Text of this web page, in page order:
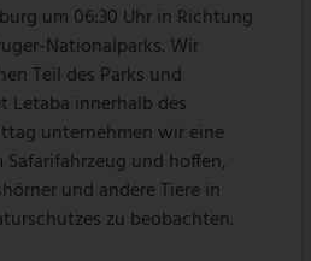
um 06:30 Uhr in Richtung
Nationalparks. Wir
Teil des Parks und
Letaba innerhalb des
unternehmen wir eine
und hoffen,
und andere Tiere in
zu beobachten.